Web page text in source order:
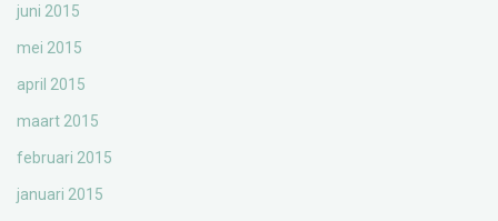
juni 2015
mei 2015
april 2015
maart 2015
februari 2015
januari 2015